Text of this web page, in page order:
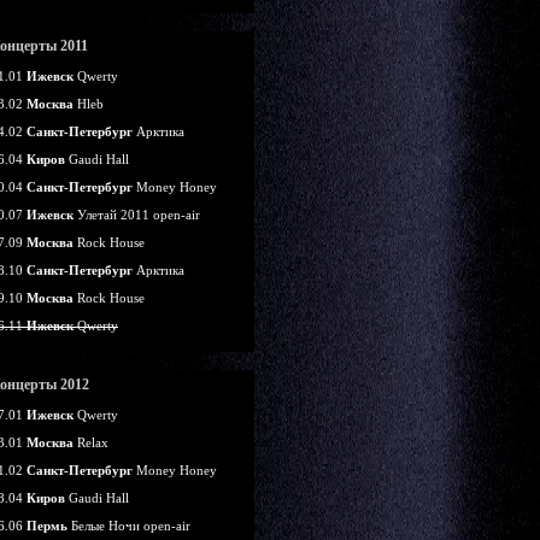
2011
Ижевск Qwerty
Москва Hleb
Санкт-Петербург Арктика
Киров Gaudi Hall
Санкт-Петербург Money Honey
Ижевск Улетай 2011 open-air
Москва Rock House
Санкт-Петербург Арктика
Москва Rock House
ИжевскQwerty
2012
Ижевск Qwerty
Москва Relax
Санкт-Петербург Money Honey
Киров Gaudi Hall
Пермь Белые Ночи open-air